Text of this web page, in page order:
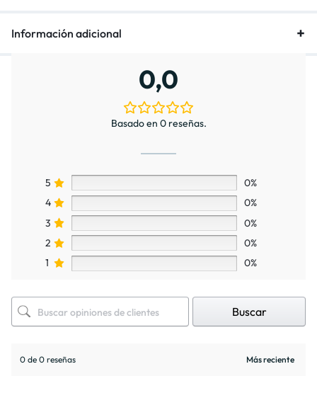
Información adicional
0,0
Basado en 0 reseñas.
5
0%
4
0%
3
0%
2
0%
1
0%
Buscar
0 de 0 reseñas